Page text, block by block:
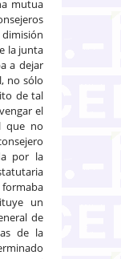
mutua
la junta
a dejar
no sólo
de tal
el
que no
por la
un
de
de la